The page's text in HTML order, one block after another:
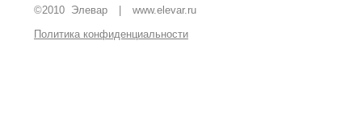
©2010 Элевар
www.elevar.ru
Политика конфиденциальности